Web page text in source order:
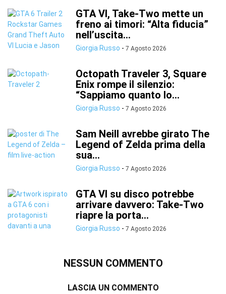
GTA VI, Take-Two mette un
freno ai timori: “Alta fiducia”
nell’uscita...
Giorgia Russo - 7 Agosto 2026
Octopath Traveler 3, Square
Enix rompe il silenzio:
“Sappiamo quanto lo...
Giorgia Russo - 7 Agosto 2026
Sam Neill avrebbe girato The
Legend of Zelda prima della
sua...
Giorgia Russo - 7 Agosto 2026
GTA VI su disco potrebbe
arrivare davvero: Take-Two
riapre la porta...
Giorgia Russo - 7 Agosto 2026
NESSUN COMMENTO
LASCIA UN COMMENTO